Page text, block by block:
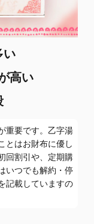
い
高い
重要です。乙字湯
とはお財布に優し
回割引や、定期購
いつでも解約・停
記載していますの